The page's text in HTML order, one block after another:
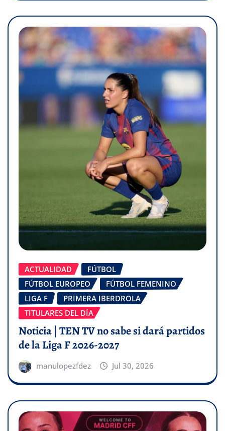
ACTUALIDAD
FÚTBOL
FÚTBOL EUROPEO
FÚTBOL FEMENINO
LIGA F
PRIMERA IBERDROLA
TITULARES DEL DÍA
Noticia | TEN TV no sabe si dará partidos
de la Liga F 2026-2027
manulopezfdez Jul 30, 2026